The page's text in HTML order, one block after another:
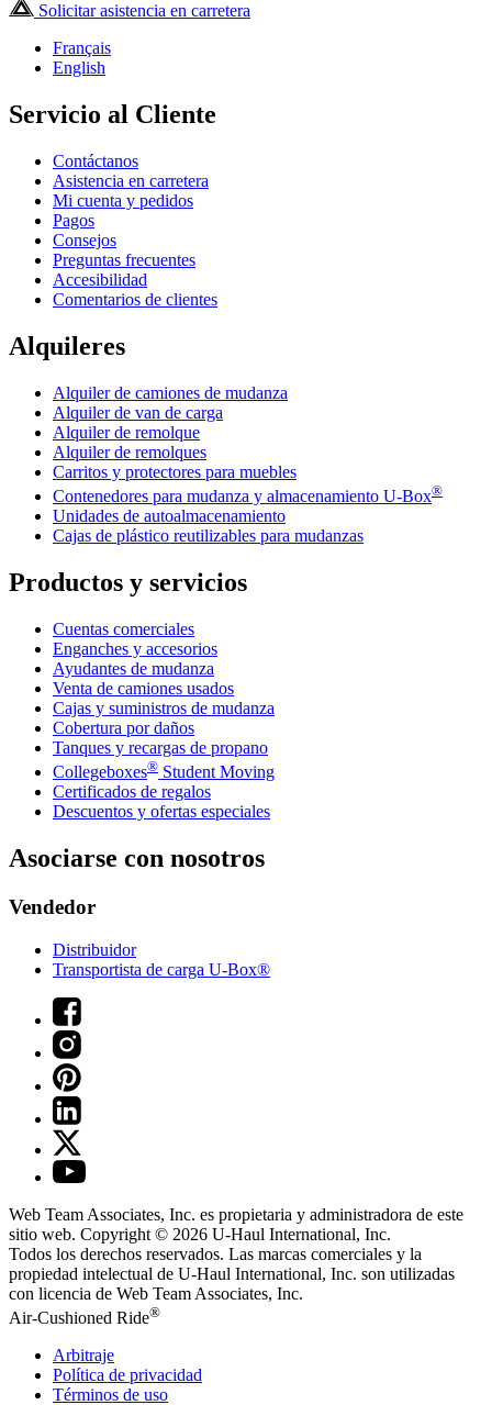
Solicitar asistencia en carretera
Français
English
Servicio al Cliente
Contáctanos
Asistencia en carretera
Mi cuenta y pedidos
Pagos
Consejos
Preguntas frecuentes
Accesibilidad
Comentarios de clientes
Alquileres
Alquiler de camiones de mudanza
Alquiler de van de carga
Alquiler de remolque
Alquiler de remolques
Carritos y protectores para muebles
Contenedores para mudanza y almacenamiento U-Box®
Unidades de autoalmacenamiento
Cajas de plástico reutilizables para mudanzas
Productos y servicios
Cuentas comerciales
Enganches y accesorios
Ayudantes de mudanza
Venta de camiones usados
Cajas y suministros de mudanza
Cobertura por daños
Tanques y recargas de propano
Collegeboxes® Student Moving
Certificados de regalos
Descuentos y ofertas especiales
Asociarse con nosotros
Vendedor
Distribuidor
Transportista de carga U-Box®
Web Team Associates, Inc. es propietaria y administradora de este
sitio web. Copyright © 2026 U-Haul International, Inc.
Todos los derechos reservados. Las marcas comerciales y la
propiedad intelectual de U-Haul International, Inc. son utilizadas
con licencia de Web Team Associates, Inc.
Air-Cushioned Ride®
Arbitraje
Política de privacidad
Términos de uso